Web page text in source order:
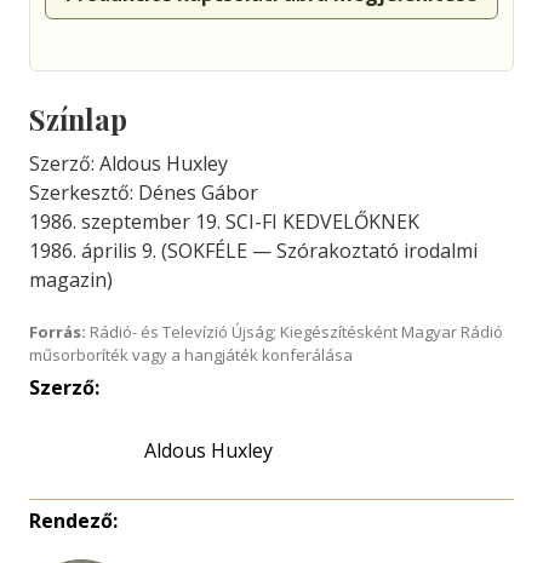
Színlap
Szerző: Aldous Huxley
Szerkesztő: Dénes Gábor
1986. szeptember 19. SCI-FI KEDVELŐKNEK
1986. április 9. (SOKFÉLE — Szórakoztató irodalmi
magazin)
Forrás: Rádió- és Televízió Újság; Kiegészítésként Magyar Rádió
műsorboríték vagy a hangjáték konferálása
Szerző:
Aldous Huxley
Rendező: